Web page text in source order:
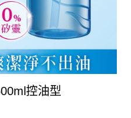
控油型